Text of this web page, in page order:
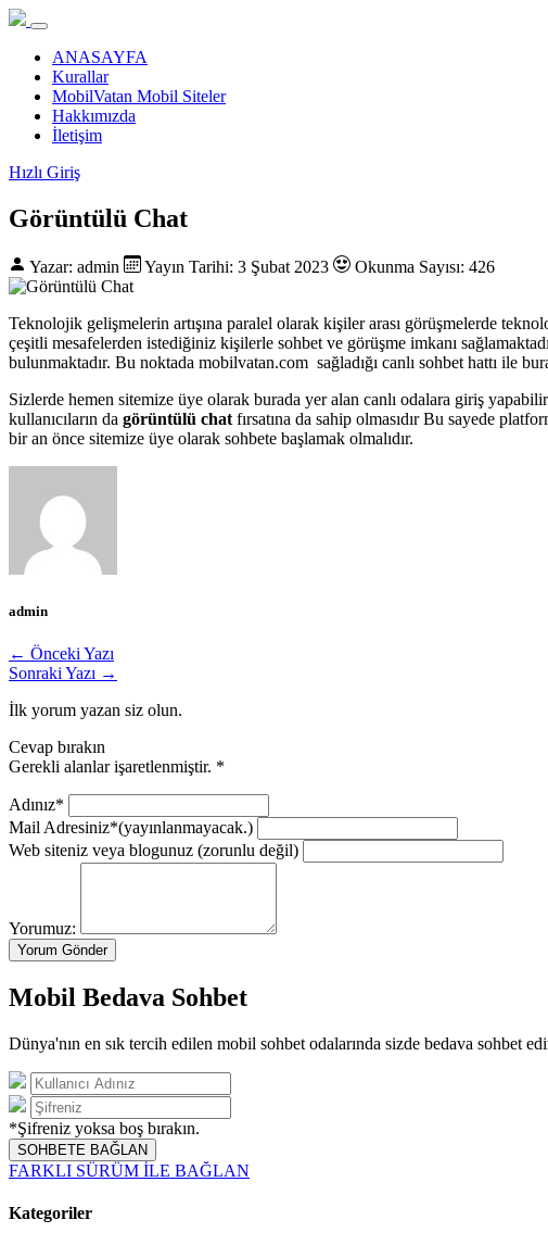
ANASAYFA
Kurallar
MobilVatan Mobil Siteler
Hakkımızda
İletişim
Hızlı Giriş
Görüntülü Chat
Yazar: admin Yayın Tarihi: 3 Şubat 2023 Okunma Sayısı: 426
Teknolojik gelişmelerin artışına paralel olarak kişiler arası görüşmelerde
çeşitli mesafelerden istediğiniz kişilerle sohbet ve görüşme imkanı
bulunmaktadır. Bu noktada mobilvatan.com sağladığı canlı sohbet hattı ile
Sizlerde hemen sitemize üye olarak burada yer alan canlı odalara giriş
kullanıcıların da görüntülü chat fırsatına da sahip olmasıdır Bu sayede
bir an önce sitemize üye olarak sohbete başlamak olmalıdır.
admin
← Önceki Yazı
Sonraki Yazı →
İlk yorum yazan siz olun.
Cevap bırakın
Gerekli alanlar işaretlenmiştir. *
Adınız*
Mail Adresiniz*(yayınlanmayacak.)
Web siteniz veya blogunuz (zorunlu değil)
Yorumuz:
Mobil Bedava Sohbet
Dünya'nın en sık tercih edilen mobil sohbet odalarında sizde bedava sohbet
*Şifreniz yoksa boş bırakın.
SOHBETE BAĞLAN
FARKLI SÜRÜM İLE BAĞLAN
Kategoriler